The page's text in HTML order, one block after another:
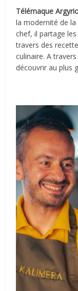
Télémaque
la modernité de la
chef, il partage
travers des
culinaire. A
découvrir au plus